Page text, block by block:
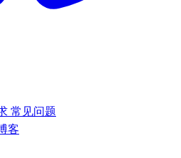
常见问题
客